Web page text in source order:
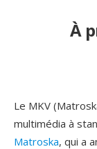
À
Le MKV
multimédia à
Matroska, qui a